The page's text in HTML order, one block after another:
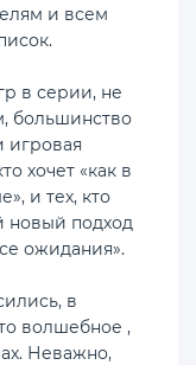
и всем
в серии, не
большинство
игровая
хочет «как в
и тех, кто
новый подход
ожидания».
в
волшебное ,
Неважно,